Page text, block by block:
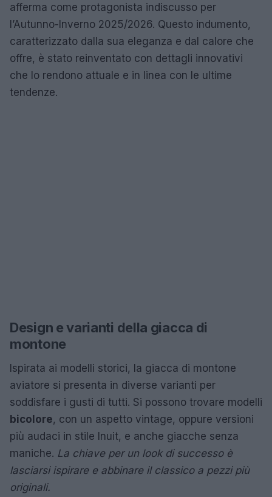
afferma come protagonista indiscusso per
l’Autunno-Inverno 2025/2026. Questo indumento,
caratterizzato dalla sua eleganza e dal calore che
offre, è stato reinventato con dettagli innovativi
che lo rendono attuale e in linea con le ultime
tendenze.
Design e varianti della giacca di
montone
Ispirata ai modelli storici, la giacca di montone
aviatore si presenta in diverse varianti per
soddisfare i gusti di tutti. Si possono trovare modelli
bicolore, con un aspetto vintage, oppure versioni
più audaci in stile Inuit, e anche giacche senza
maniche. La chiave per un look di successo è
lasciarsi ispirare e abbinare il classico a pezzi più
originali.